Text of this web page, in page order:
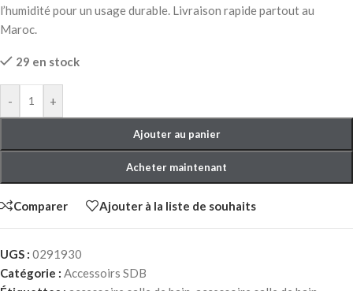
l’humidité pour un usage durable. Livraison rapide partout au
Maroc.
29 en stock
- +
Ajouter au panier
Acheter maintenant
Comparer Ajouter à la liste de souhaits
UGS : 0291930
Catégorie : Accessoirs SDB